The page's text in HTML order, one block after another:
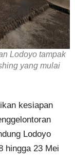
Lodoyo tampak
yang mulai
kesiapan
Lodoyo
hingga 23 Mei